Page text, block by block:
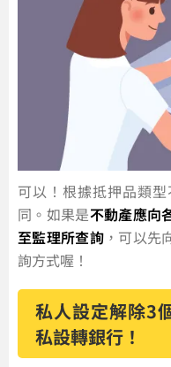
可以！根據抵押品類
同。如果是不動產應向
至監理所查詢 ，可以先
詢方式喔！
私人設定解除3
私設轉銀行！